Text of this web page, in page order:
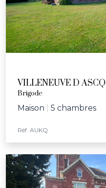
VILLENEUVE D ASCQ
Brigode
Maison 5 chambres
Réf. AUKQ